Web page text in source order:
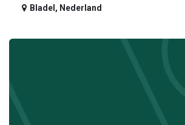
Bladel , Nederland